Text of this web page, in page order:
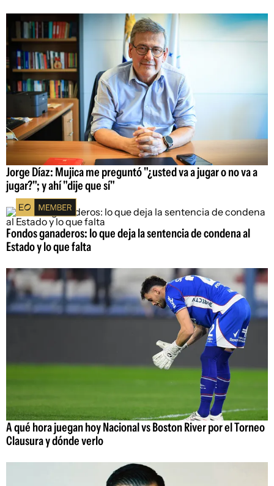
Jorge Díaz: Mujica me preguntó "¿usted va a jugar o no va a
jugar?"; y ahí "dije que sí"
Fondos ganaderos: lo que deja la sentencia de condena al
Estado y lo que falta
A qué hora juegan hoy Nacional vs Boston River por el Torneo
Clausura y dónde verlo